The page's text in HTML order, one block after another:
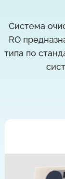
Система
RO
типа по